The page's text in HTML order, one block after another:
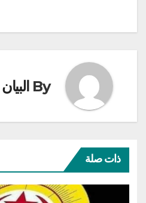
By البيان
ذات صلة